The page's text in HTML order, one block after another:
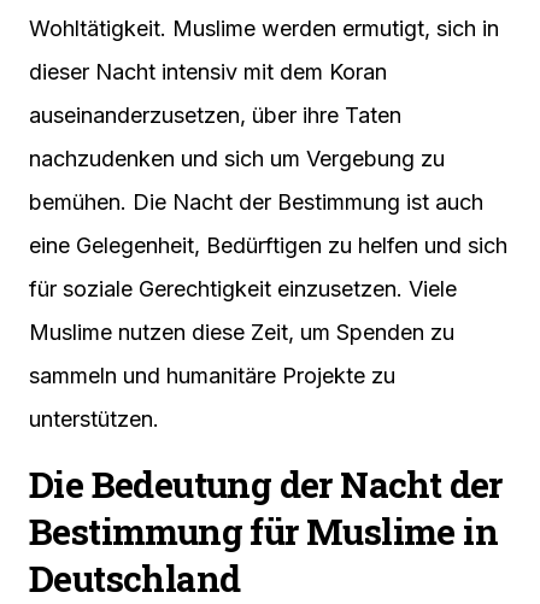
Wohltätigkeit. Muslime werden ermutigt, sich in
dieser Nacht intensiv mit dem Koran
auseinanderzusetzen, über ihre Taten
nachzudenken und sich um Vergebung zu
bemühen. Die Nacht der Bestimmung ist auch
eine Gelegenheit, Bedürftigen zu helfen und sich
für soziale Gerechtigkeit einzusetzen. Viele
Muslime nutzen diese Zeit, um Spenden zu
sammeln und humanitäre Projekte zu
unterstützen.
Die Bedeutung der Nacht der
Bestimmung für Muslime in
Deutschland